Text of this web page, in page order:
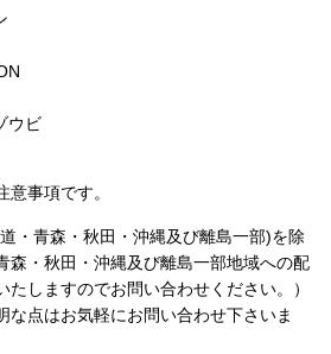
ウビ
事項です。
・青森・秋田・沖縄及び離島一部)を除
森・秋田・沖縄及び離島一部地域への配
しますのでお問い合わせください。）
な点はお気軽にお問い合わせ下さいま